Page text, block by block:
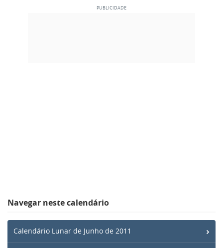
Navegar neste calendário
Calendário Lunar de Junho de 2011